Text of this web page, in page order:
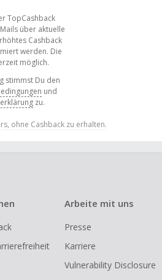
TopCashback
über aktuelle
Cashback
werden. Die
möglich.
stimmst Du den
und
zu.
ohne Cashback zu erhalten.
Arbeite mit uns
Presse
Karriere
Vulnerability Disclosure